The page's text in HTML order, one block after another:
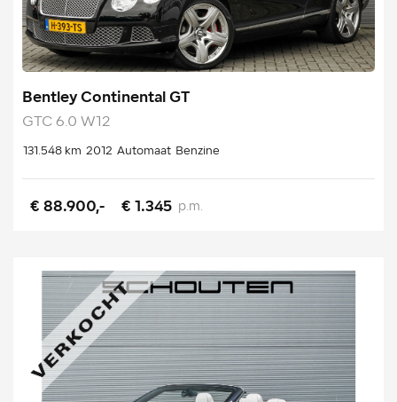
Bentley Continental GT
GTC 6.0 W12
131.548 km 2012 Automaat Benzine
€ 88.900,- € 1.345 p.m.